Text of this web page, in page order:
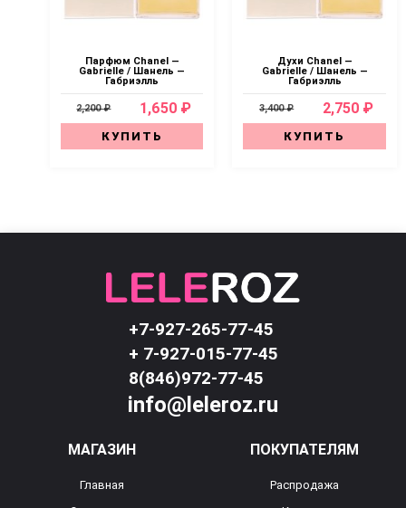
Парфюм Chanel —
Gabrielle / Шанель —
Габриэлль
2,200 ₽ 1,650 ₽
КУПИТЬ
Духи Chanel —
Gabrielle / Шанель —
Габриэлль
3,400 ₽ 2,750 ₽
КУПИТЬ
+7-927-265-77-45
+ 7-927-015-77-45
8(846)972-77-45
info@leleroz.ru
МАГАЗИН
Главная
ПОКУПАТЕЛЯМ
Распродажа